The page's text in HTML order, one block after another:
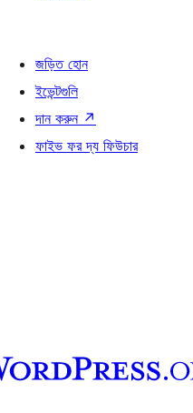
জড়িত হোন
ইভেন্টগুলি
দান করুন ↗
ফাইভ ফর দ্য ফিউচার